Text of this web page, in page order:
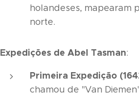
holandeses, mapearam
norte.
Expedições de Abel Tasman:
Primeira Expedição
chamou de "Van